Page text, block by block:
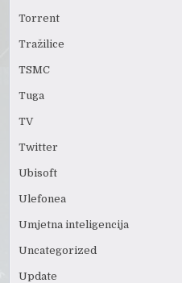
Torrent
Tražilice
TSMC
Tuga
TV
Twitter
Ubisoft
Ulefonea
Umjetna inteligencija
Uncategorized
Update